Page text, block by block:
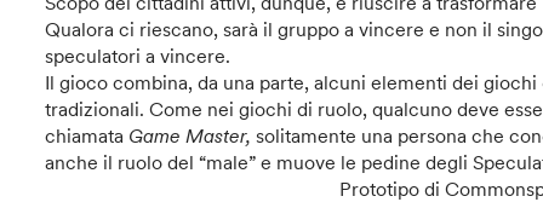
Qualora ci riescano, sarà il gruppo a vincere e non il
speculatori a vincere.
Il gioco combina, da una parte, alcuni elementi dei
tradizionali. Come nei giochi di ruolo, qualcuno deve
chiamata Game Master,solitamente una persona che
anche il ruolo del “male” e muove le pedine degli
Prototipo di